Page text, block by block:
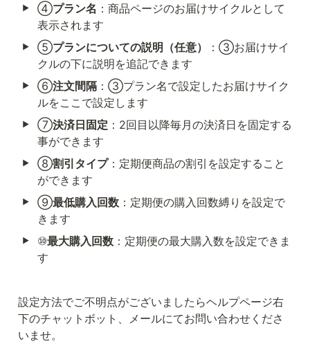
④プラン名 ：商品ページのお届けサイクルとして
表示されます
⑤プランについての説明（任意）
：③お届けサイ
クルの下に説明を追記できます
⑥注文間隔 ：③プラン名で設定したお届けサイク
ルをここで設定します
⑦決済日固定 ：2回目以降毎月の決済日を固定する
事ができます
⑧割引タイプ：定期便商品の割引を設定すること
ができます
⑨最低購入回数 ：定期便の購入回数縛りを設定で
きます
⑩最大購入回数 ：定期便の最大購入数を設定できま
す
設定方法でご不明点がございましたらヘルプページ右
下のチャットボット、メールにてお問い合わせくださ
いませ。